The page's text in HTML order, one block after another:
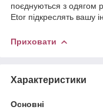
поєднуються з одягом
Etor підкреслять вашу
Приховати
Характеристики
Основні